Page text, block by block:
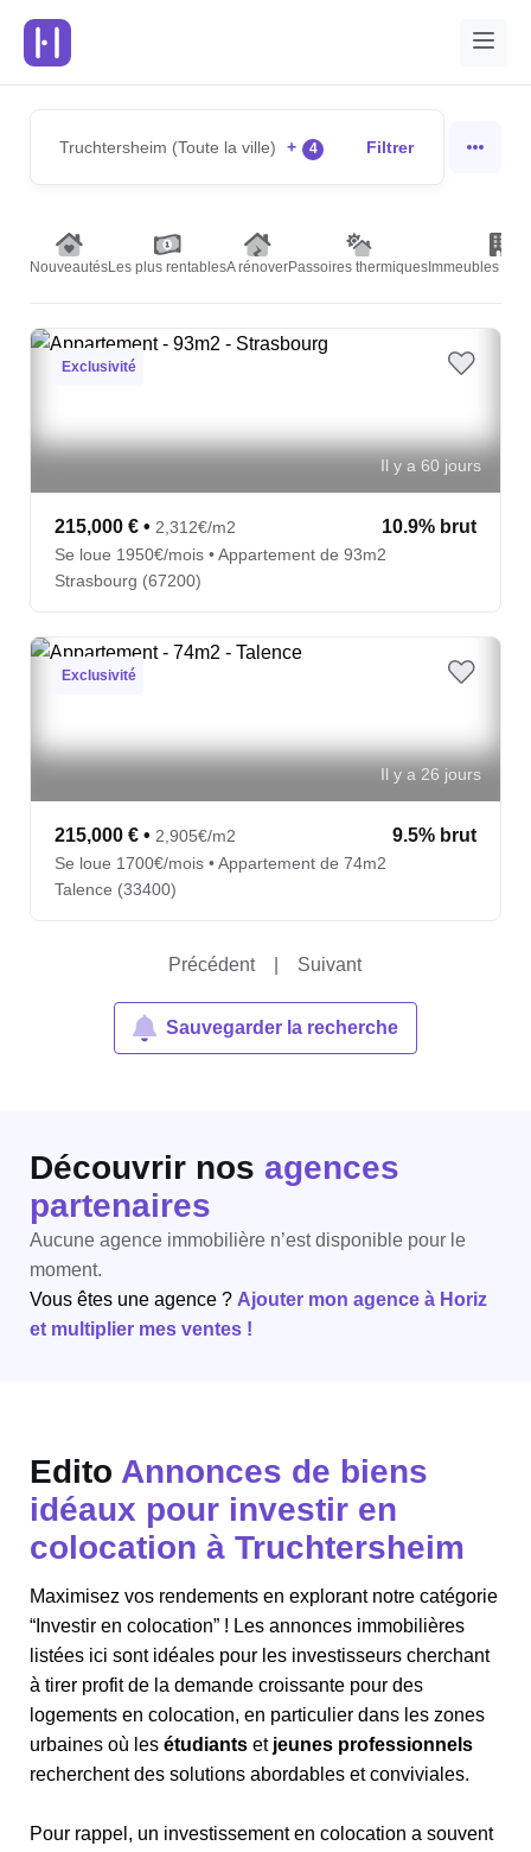
Truchtersheim (Toute la ville) + 4 Filtrer
NouveautésLes plus rentablesA rénoverPassoires thermiques Immeubles de
Exclusivité
Il y a 60 jours
215,000 € • 2,312€/m2 10.9% brut
Se loue 1950€/mois • Appartement de 93m2
Strasbourg (67200)
Exclusivité
Il y a 26 jours
215,000 € • 2,905€/m2 9.5% brut
Se loue 1700€/mois • Appartement de 74m2
Talence (33400)
Précédent Suivant
Sauvegarder la recherche
Découvrir nos agences
partenaires
Aucune agence immobilière n’est disponible pour le
moment.
Vous êtes une agence ? Ajouter mon agence à Horiz
et multiplier mes ventes !
Edito Annonces de biens
idéaux pour investir en
colocation à Truchtersheim
Maximisez vos rendements en explorant notre catégorie
“Investir en colocation” ! Les annonces immobilières
listées ici sont idéales pour les investisseurs cherchant
à tirer profit de la demande croissante pour des
logements en colocation, en particulier dans les zones
urbaines où les étudiants et jeunes professionnels
recherchent des solutions abordables et conviviales.
Pour rappel, un investissement en colocation a souvent